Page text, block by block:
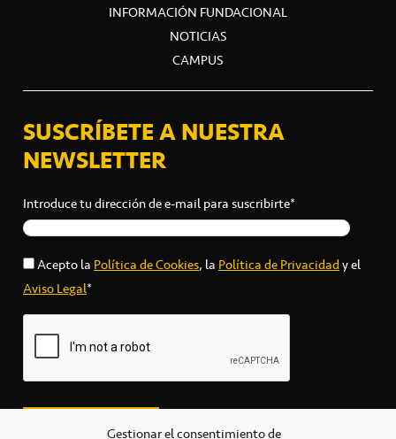
Gestionar el consentimiento de
INFORMACIÓN FUNDACIONAL
NOTICIAS
CAMPUS
SUSCRÍBETE A NUESTRA
NEWSLETTER
Introduce tu dirección de e-mail para suscribirte*
Acepto laPolítica de Cookies, laPolítica de Privacidady el
Aviso Legal*